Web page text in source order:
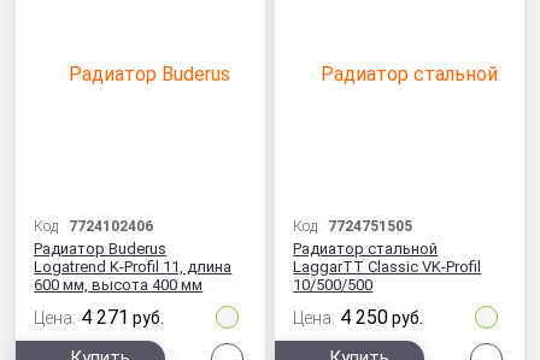
Код: 7724102406
Радиатор Buderus
Logatrend K-Profil 11, длина
600 мм, высота 400 мм
с боковым подключением
Цена: 4 271 руб.
Код: 7724751505
Радиатор стальной
LaggarTT Classic VK-Profil
10/500/500
Цена: 4 250 руб.